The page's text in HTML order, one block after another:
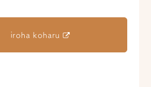
iroha koharu